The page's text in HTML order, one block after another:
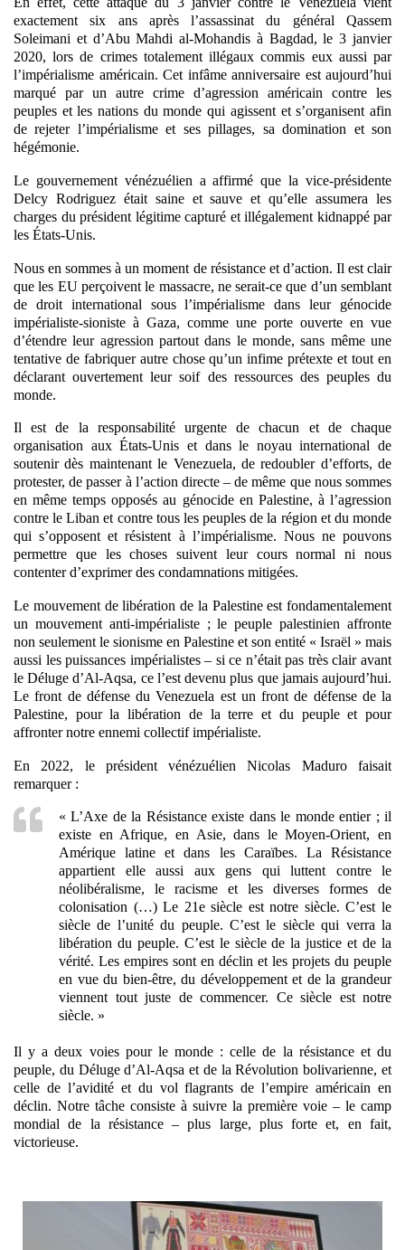
exactement six ans après l’assassinat du général Qassem
Soleimani et d’Abu Mahdi al-Mohandis à Bagdad, le 3 janvier
2020, lors de crimes totalement illégaux commis eux aussi par
l’impérialisme américain. Cet infâme anniversaire est aujourd’hui
marqué par un autre crime d’agression américain contre les
peuples et les nations du monde qui agissent et s’organisent afin
de rejeter l’impérialisme et ses pillages, sa domination et son
hégémonie.
Le gouvernement vénézuélien a affirmé que la vice-présidente
Delcy Rodriguez était saine et sauve et qu’elle assumera les
charges du président légitime capturé et illégalement kidnappé par
les États-Unis.
Nous en sommes à un moment de résistance et d’action. Il est clair
que les EU perçoivent le massacre, ne serait-ce que d’un semblant
de droit international sous l’impérialisme dans leur génocide
impérialiste-sioniste à Gaza, comme une porte ouverte en vue
d’étendre leur agression partout dans le monde, sans même une
tentative de fabriquer autre chose qu’un infime prétexte et tout en
déclarant ouvertement leur soif des ressources des peuples du
monde.
Il est de la responsabilité urgente de chacun et de chaque
organisation aux États-Unis et dans le noyau international de
soutenir dès maintenant le Venezuela, de redoubler d’efforts, de
protester, de passer à l’action directe – de même que nous sommes
en même temps opposés au génocide en Palestine, à l’agression
contre le Liban et contre tous les peuples de la région et du monde
qui s’opposent et résistent à l’impérialisme. Nous ne pouvons
permettre que les choses suivent leur cours normal ni nous
contenter d’exprimer des condamnations mitigées.
Le mouvement de libération de la Palestine est fondamentalement
un mouvement anti-impérialiste ; le peuple palestinien affronte
non seulement le sionisme en Palestine et son entité « Israël » mais
aussi les puissances impérialistes – si ce n’était pas très clair avant
le Déluge d’Al-Aqsa, ce l’est devenu plus que jamais aujourd’hui.
Le front de défense du Venezuela est un front de défense de la
Palestine, pour la libération de la terre et du peuple et pour
affronter notre ennemi collectif impérialiste.
En 2022, le président vénézuélien Nicolas Maduro faisait
remarquer :
« L’Axe de la Résistance existe dans le monde entier ; il
existe en Afrique, en Asie, dans le Moyen-Orient, en
Amérique latine et dans les Caraïbes. La Résistance
appartient elle aussi aux gens qui luttent contre le
néolibéralisme, le racisme et les diverses formes de
colonisation (…) Le 21e siècle est notre siècle. C’est le
siècle de l’unité du peuple. C’est le siècle qui verra la
libération du peuple. C’est le siècle de la justice et de la
vérité. Les empires sont en déclin et les projets du peuple
en vue du bien-être, du développement et de la grandeur
viennent tout juste de commencer. Ce siècle est notre
siècle. »
Il y a deux voies pour le monde : celle de la résistance et du
peuple, du Déluge d’Al-Aqsa et de la Révolution bolivarienne, et
celle de l’avidité et du vol flagrants de l’empire américain en
déclin. Notre tâche consiste à suivre la première voie – le camp
mondial de la résistance – plus large, plus forte et, en fait,
victorieuse.